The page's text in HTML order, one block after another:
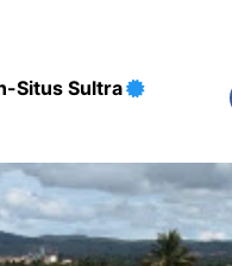
Situs Sultra